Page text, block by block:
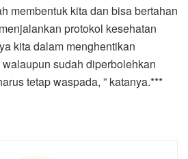
membentuk kita dan bisa bertahan
protokol kesehatan
kita dalam menghentikan
sudah diperbolehkan
tetap waspada, ” katanya.***